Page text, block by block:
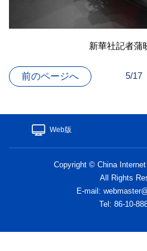
新華社記者蒲
前のページへ 5/17
Web版
Copyright © China
All Rights
E-mail:
Tel: 86-10-